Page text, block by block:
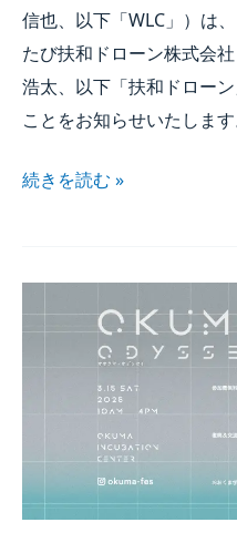
信也、​以下​「WLC」）は
たび扶和ドローン株式会
浩太、​以下​「扶和ドロー
ことを​お知らせいたしま
続きを​読む »
が​
「大熊学園祭」
の​
大熊インキュベーション